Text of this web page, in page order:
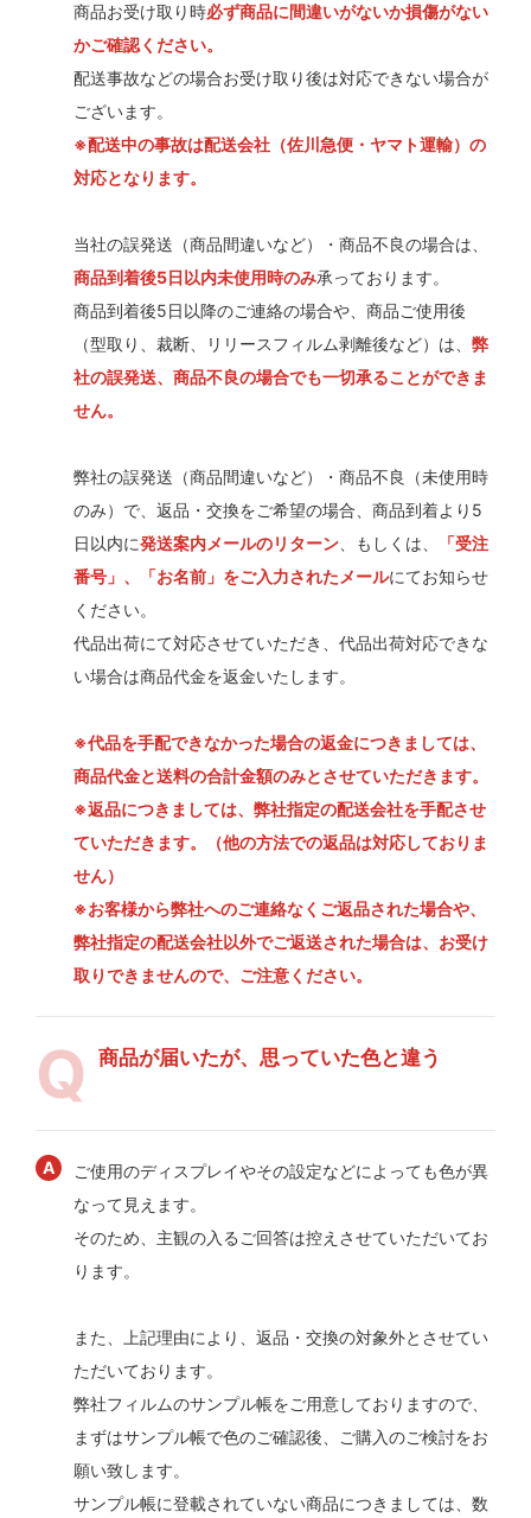
商品お受け取り時必ず商品に間違いがないか損傷がない
かご確認ください。
配送事故などの場合お受け取り後は対応できない場合が
ございます。
※配送中の事故は配送会社（佐川急便・ヤマト運輸）の
対応となります。
当社の誤発送（商品間違いなど）・商品不良の場合は、
商品到着後5日以内未使用時のみ承っております。
商品到着後5日以降のご連絡の場合や、商品ご使用後
（型取り、裁断、リリースフィルム剥離後など）は、 弊
社の誤発送、商品不良の場合でも一切承ることができま
せん。
弊社の誤発送（商品間違いなど）・商品不良（未使用時
のみ）で、返品・交換をご希望の場合、商品到着より5
日以内に発送案内メールのリターン 、もしくは、
「受注
番号」、「お名前」をご入力されたメールにてお知らせ
ください。
代品出荷にて対応させていただき、代品出荷対応できな
い場合は商品代金を返金いたします。
※代品を手配できなかった場合の返金につきましては、
商品代金と送料の合計金額のみとさせていただきます。
※返品につきましては、弊社指定の配送会社を手配させ
ていただきます。（他の方法での返品は対応しておりま
せん）
※お客様から弊社へのご連絡なくご返品された場合や、
弊社指定の配送会社以外でご返送された場合は、お受け
取りできませんので、ご注意ください。
商品が届いたが、思っていた色と違う
ご使用のディスプレイやその設定などによっても色が異
なって見えます。
そのため、主観の入るご回答は控えさせていただいてお
ります。
また、上記理由により、返品・交換の対象外とさせてい
ただいております。
弊社フィルムのサンプル帳をご用意しておりますので、
まずはサンプル帳で色のご確認後、ご購入のご検討をお
願い致します。
サンプル帳に登載されていない商品につきましては、数